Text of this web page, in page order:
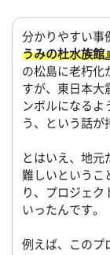
分かりやすい事
うみの杜水族館
の松島に老朽化
すが、東日本大
ンボルになるよ
う、という話が
とはいえ、地元
難しいというこ
り、プロジェク
いったんです。
例えば、このプ